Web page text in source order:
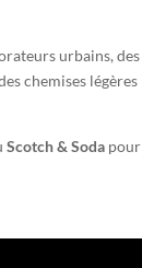
urbains, des
chemises légères
Scotch & Soda pour